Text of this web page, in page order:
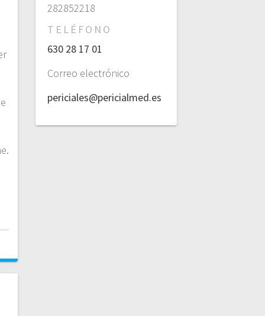
282852218
TELÉFONO
630 28 17 01
Correo electrónico
periciales@pericialmed.es